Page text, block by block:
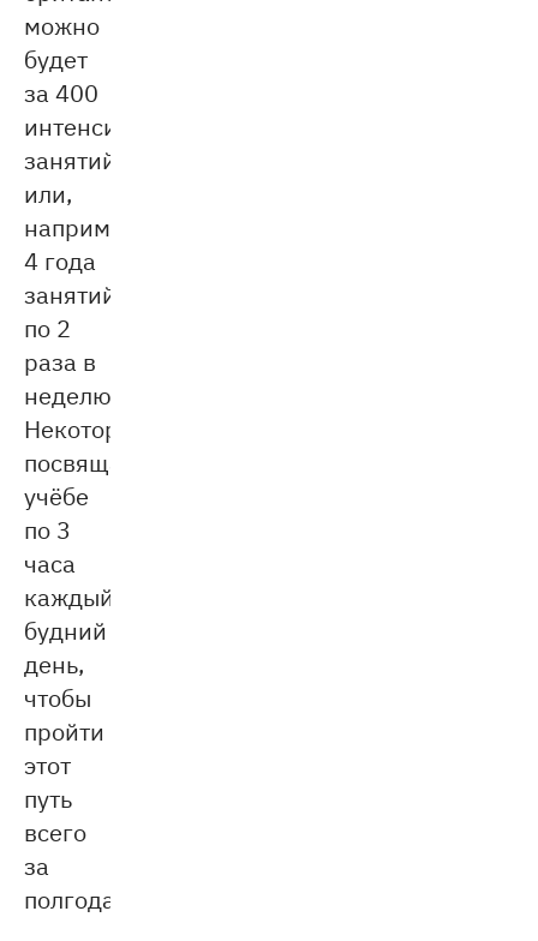
можно
будет
за 400
интенсивных
занятий
или,
например,
4 года
занятий
по 2
раза в
неделю.
Некоторые
посвящают
учёбе
по 3
часа
каждый
будний
день,
чтобы
пройти
этот
путь
всего
за
полгода!